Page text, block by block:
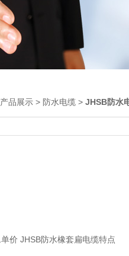
产品展示 > 防水电缆 > JHSB防水